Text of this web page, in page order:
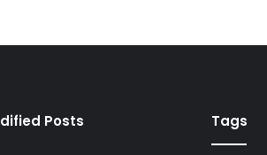
Posts Tags